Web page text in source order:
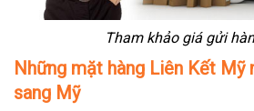
Tham khảo giá gửi
Những mặt hàng Liên Kết Mỹ
sang Mỹ